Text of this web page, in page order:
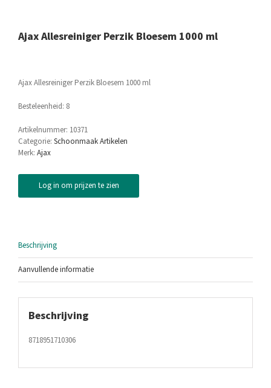
Ajax Allesreiniger Perzik Bloesem 1000 ml
Ajax Allesreiniger Perzik Bloesem 1000 ml
Besteleenheid: 8
Artikelnummer: 10371
Categorie: Schoonmaak Artikelen
Merk: Ajax
Log in om prijzen te zien
Beschrijving
Aanvullende informatie
Beschrijving
8718951710306